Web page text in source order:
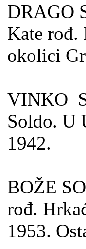
DRAGO
Kate rođ.
okolici
VINKO
Soldo. U
1942.
BOŽE
rođ.
1953.